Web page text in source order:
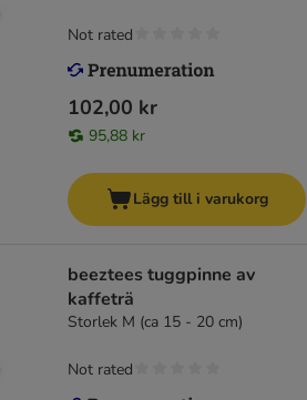
102,00 kr
95,88 kr
Not rated
Lägg till i varukorg
beeztees tuggpinne av
kaffeträ
Storlek M (ca 15 - 20 cm)
Not rated